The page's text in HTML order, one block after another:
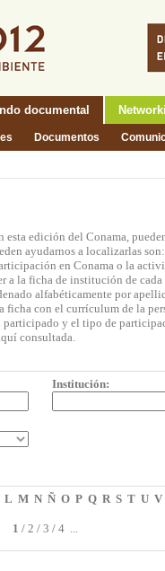
documental
Documentos
esta edición del Conama,
ayudarnos a localizarlas
en Conama o la
a la ficha de institución de
alfabéticamente por
con el currículum de la
y el tipo de
consultada.
Institución:
L M N Ñ O P Q R S T U V
1 / 2 / 3 / 4 ...